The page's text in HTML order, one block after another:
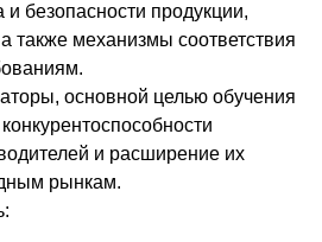
и безопасности продукции,
также механизмы соответствия
основной целью обучения
и расширение их
рынкам.